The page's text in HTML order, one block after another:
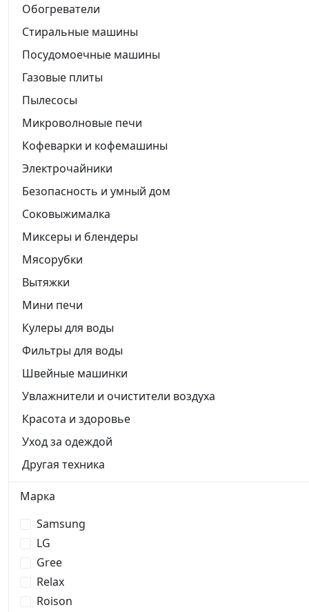
Обогреватели
Стиральные машины
Посудомоечные машины
Газовые плиты
Пылесосы
Микроволновые печи
Кофеварки и кофемашины
Электрочайники
Безопасность и умный дом
Соковыжималка
Миксеры и блендеры
Мясорубки
Вытяжки
Мини печи
Кулеры для воды
Фильтры для воды
Швейные машинки
Увлажнители и очистители воздуха
Красота и здоровье
Уход за одеждой
Другая техника
Марка
Samsung
LG
Gree
Relax
Roison